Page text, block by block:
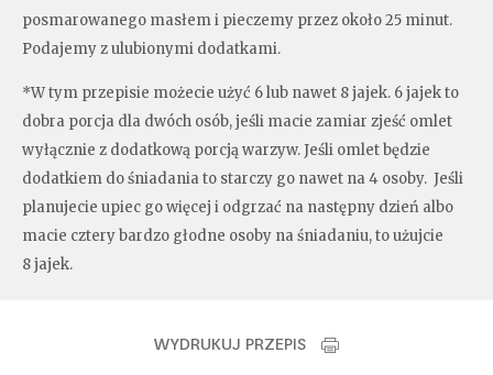
posmarowanego masłem i pieczemy przez około 25 minut.
Podajemy z ulubionymi dodatkami.
*W tym przepisie możecie użyć 6 lub nawet 8 jajek. 6 jajek to
dobra porcja dla dwóch osób, jeśli macie zamiar zjeść omlet
wyłącznie z dodatkową porcją warzyw. Jeśli omlet będzie
dodatkiem do śniadania to starczy go nawet na 4 osoby. Jeśli
planujecie upiec go więcej i odgrzać na następny dzień albo
macie cztery bardzo głodne osoby na śniadaniu, to użujcie
8 jajek.
WYDRUKUJ PRZEPIS